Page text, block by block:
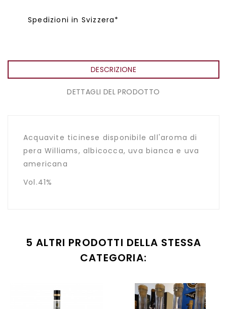
Spedizioni in Svizzera*
DESCRIZIONE
DETTAGLI DEL PRODOTTO
Acquavite ticinese disponibile all'aroma di
pera Williams, albicocca, uva bianca e uva
americana
Vol.41%
5 ALTRI PRODOTTI DELLA STESSA
CATEGORIA: